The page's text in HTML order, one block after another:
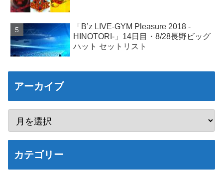
「B’z LIVE-GYM Pleasure 2018 -
HINOTORI-」14日目・8/28長野ビッグ
ハット セットリスト
アーカイブ
カテゴリー